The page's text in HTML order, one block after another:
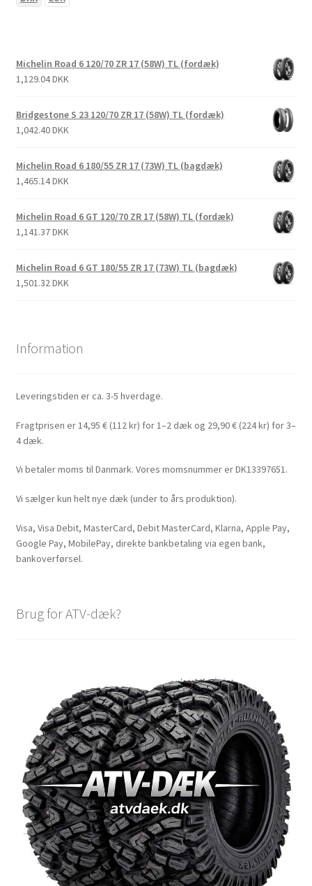
Michelin Road 6 120/70 ZR 17 (58W) TL (fordæk)
1,129.04 DKK
Bridgestone S 23 120/70 ZR 17 (58W) TL (fordæk)
1,042.40 DKK
Michelin Road 6 180/55 ZR 17 (73W) TL (bagdæk)
1,465.14 DKK
Michelin Road 6 GT 120/70 ZR 17 (58W) TL (fordæk)
1,141.37 DKK
Michelin Road 6 GT 180/55 ZR 17 (73W) TL (bagdæk)
1,501.32 DKK
Information
Leveringstiden er ca. 3-5 hverdage.
Fragtprisen er 14,95 € (112 kr) for 1–2 dæk og 29,90 € (224 kr) for 3–
4 dæk.
Vi betaler moms til Danmark. Vores momsnummer er DK13397651.
Vi sælger kun helt nye dæk (under to års produktion).
Visa, Visa Debit, MasterCard, Debit MasterCard, Klarna, Apple Pay,
Google Pay, MobilePay, direkte bankbetaling via egen bank,
bankoverførsel.
Brug for ATV-dæk?